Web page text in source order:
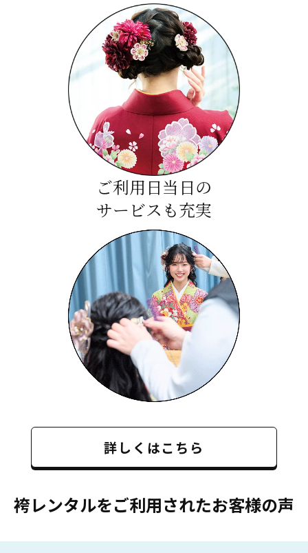
ご利用日当日の
サービスも充実
詳しくはこちら
袴レンタルをご利用されたお客様の声